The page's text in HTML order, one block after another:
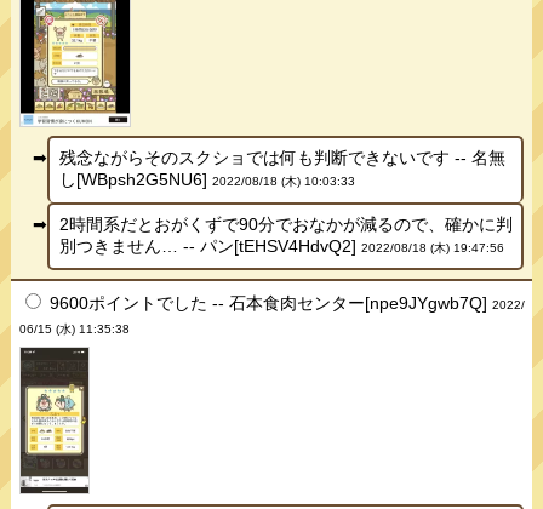
残念ながらそのスクショでは何も判断できないです -- 名無
し[WBpsh2G5NU6] 2022/08/18 (木) 10:03:33
2時間系だとおがくずで90分でおなかが減るので、確かに判
別つきません… -- パン[tEHSV4HdvQ2] 2022/08/18 (木) 19:47:56
9600ポイントでした -- 石本食肉センター[npe9JYgwb7Q]2022/
06/15 (水) 11:35:38